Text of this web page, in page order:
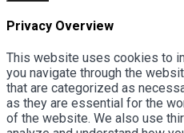
Privacy Overview
This website uses cookies to
you navigate through the
that are categorized as
as they are essential for the
of the website. We also use